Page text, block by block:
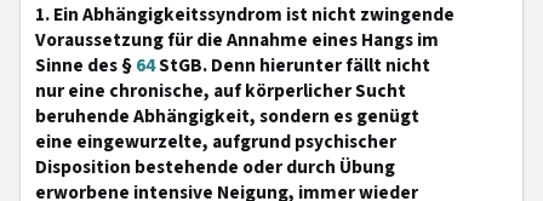
1. Ein Abhängigkeitssyndrom ist nicht zwingende
Voraussetzung für die Annahme eines Hangs im
Sinne des §64StGB. Denn hierunter fällt nicht
nur eine chronische, auf körperlicher Sucht
beruhende Abhängigkeit, sondern es genügt
eine eingewurzelte, aufgrund psychischer
Disposition bestehende oder durch Übung
erworbene intensive Neigung, immer wieder